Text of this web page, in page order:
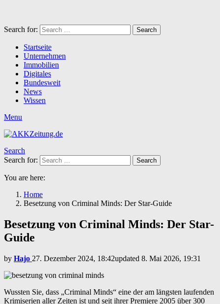
Search for: Search
Startseite
Unternehmen
Immobilien
Digitales
Bundesweit
News
Wissen
Menu
Search
Search for:
Search
You are here:
Home
Besetzung von Criminal Minds: Der Star-Guide
Besetzung von Criminal Minds: Der Star-
Guide
by Hajo 27. Dezember 2024, 18:42updated 8. Mai 2026, 19:31
Wussten Sie, dass „Criminal Minds“ eine der am längsten laufenden
Krimiserien aller Zeiten ist und seit ihrer Premiere 2005 über 300